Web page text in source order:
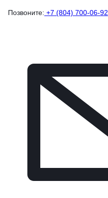
Позвоните: +7 (804) 700-06-92